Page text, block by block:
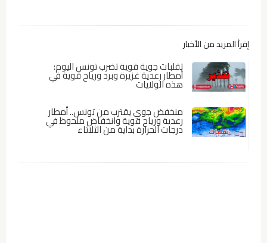
إقرأ المزيد من الأخبار
تقلبات جوية قوية تضرب تونس اليوم:
أمطار رعدية غزيرة وبرد ورياح قوية في
هذه الولايات
منخفض جوي يقترب من تونس.. أمطار
رعدية ورياح قوية وانخفاض ملحوظ في
درجات الحرارة بداية من الثلاثاء